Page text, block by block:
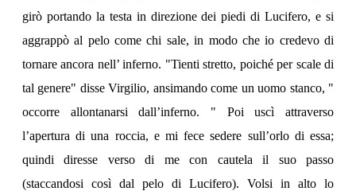
girò portando la testa in direzione dei piedi di Lucifero, e si
aggrappò al pelo come chi sale, in modo che io credevo di
tornare ancora nell’ inferno. "Tienti stretto, poiché per scale di
tal genere" disse Virgilio, ansimando come un uomo stanco, "
occorre allontanarsi dall’inferno. " Poi uscì attraverso
l’apertura di una roccia, e mi fece sedere sull’orlo di essa;
quindi diresse verso di me con cautela il suo passo
(staccandosi così dal pelo di Lucifero). Volsi in alto lo